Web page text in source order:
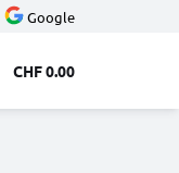
Google
CHF 0.00